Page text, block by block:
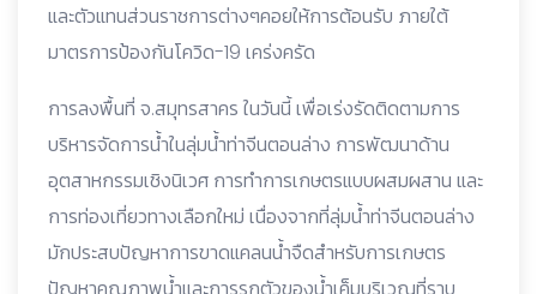
และตัวแทนส่วนราชการต่างๆคอยให้การต้อนรับ ภายใต้
มาตรการป้องกันโควิด-19 เคร่งครัด
การลงพื้นที่ จ.สมุทรสาคร ในวันนี้ เพื่อเร่งรัดติดตามการ
บริหารจัดการน้ำในลุ่มน้ำท่าจีนตอนล่าง การพัฒนาด้าน
อุตสาหกรรมเชิงนิเวศ การทำการเกษตรแบบผสมผสาน และ
การท่องเที่ยวทางเลือกใหม่ เนื่องจากที่ลุ่มน้ำท่าจีนตอนล่าง
มักประสบปัญหาการขาดแคลนน้ำจืดสำหรับการเกษตร
ปัญหาคุณภาพน้ำและการรุกตัวของน้ำเค็มบริเวณที่ราบ